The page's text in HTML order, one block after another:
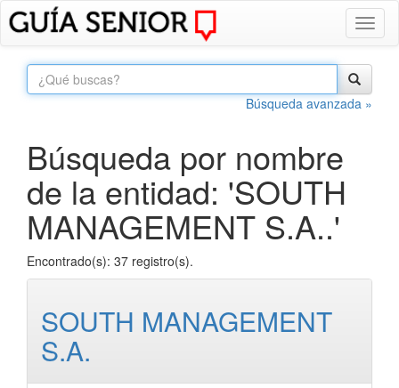
Búsqueda avanzada »
Búsqueda por nombre
de la entidad: 'SOUTH
MANAGEMENT S.A..'
Encontrado(s): 37 registro(s).
SOUTH MANAGEMENT
S.A.